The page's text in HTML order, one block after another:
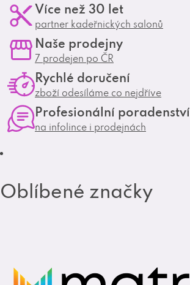
n
s
g
a
m
a
e
o
o
k
Více než 30 let
partner kadeřnických salonů
Naše prodejny
7 prodejen po ČR
Rychlé doručení
zboží odesíláme co nejdříve
Profesionální poradenství
na infolince i prodejnách
Oblíbené značky